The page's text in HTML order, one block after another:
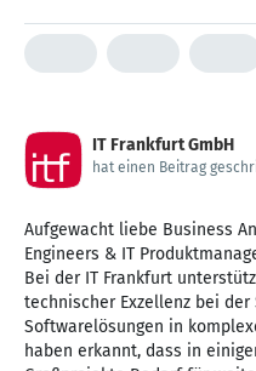
IT Frankfurt GmbH
hat einen Beitrag
Aufgewacht liebe Business
Engineers & IT
Bei der IT Frankfurt
technischer Exzellenz bei
Softwarelösungen in
haben erkannt, dass in